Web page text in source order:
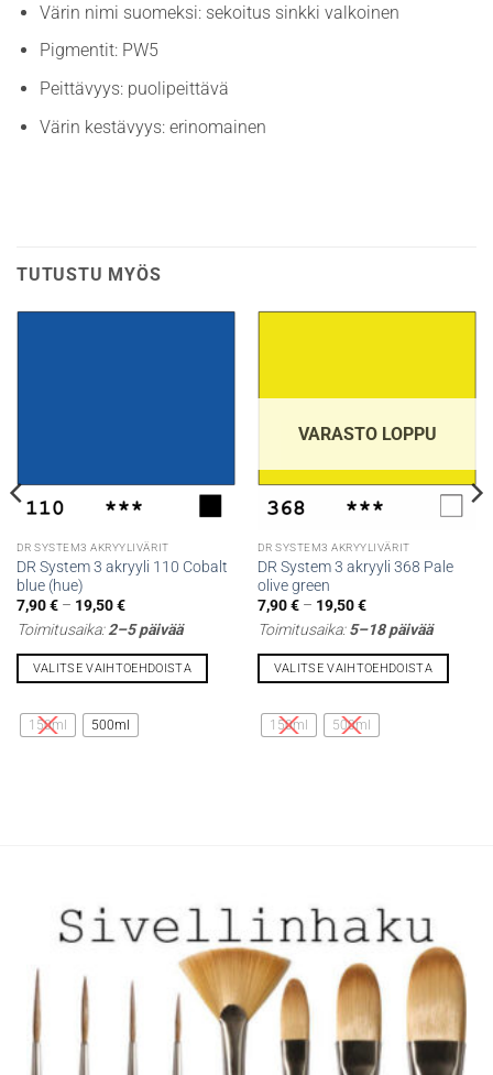
Värin nimi suomeksi: sekoitus sinkki valkoinen
Pigmentit: PW5
Peittävyys: puolipeittävä
Värin kestävyys: erinomainen
TUTUSTU MYÖS
DR SYSTEM3 AKRYYLIVÄRIT
DR System 3 akryyli 110 Cobalt
blue (hue)
7,90€ – 19,50€Hintaluokka:
7,90 €
-
Toimitusaika:2–5 päivää
VALITSE VAIHTOEHDOISTA
tuotteella
on
150ml 500ml
VARASTO LOPPU
DR SYSTEM3 AKRYYLIVÄRIT
DR System 3 akryyli 368 Pale
olive green
7,90€ – 19,50€Hintaluokka:
-
Toimitusaika:5–18 päivää
VALITSE VAIHTOEHDOISTA
tuotteella
on
150ml 500ml